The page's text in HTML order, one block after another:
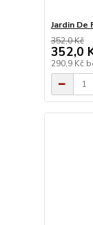
Jardin De
352,0 Kč
352,0
290,9 Kč